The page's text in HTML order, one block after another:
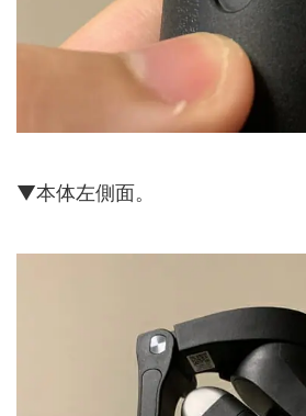
▼本体左側面。